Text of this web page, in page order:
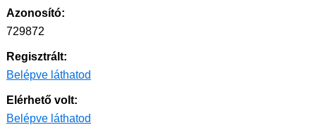
Azonosító:
729872
Regisztrált:
Belépve láthatod
Elérhető volt:
Belépve láthatod